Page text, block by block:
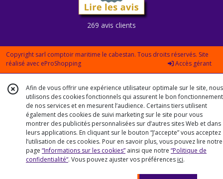
269 avis clients
Copyright sarl comptoir maritime le cabestan. Tous droits réservés. Site
réalisé avec eProShopping Accès gérant
Afin de vous offrir une expérience utilisateur optimale sur le site, nous
utilisons des cookies fonctionnels qui assurent le bon fonctionnement
de nos services et en mesurent l’audience. Certains tiers utilisent
également des cookies de suivi marketing sur le site pour vous
montrer des publicités personnalisées sur d’autres sites Web et dans
leurs applications. En cliquant sur le bouton “J’accepte” vous acceptez
l’utilisation de ces cookies. Pour en savoir plus, vous pouvez lire notre
page “Informations sur les cookies” ainsi que notre “Politique de
confidentialité“. Vous pouvez ajuster vos préférences ici.